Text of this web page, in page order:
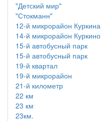
"Детский мир"
"Стокманн"
12-й микрорайон Куркина
14-й микрорайон Куркино
15-й автобусный парк
15-й автобусный парк
19-й квартал
19-й микрорайон
21-й километр
22 км
23 км
23км.